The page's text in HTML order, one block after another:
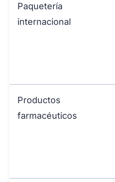
Paquetería
internacional
Productos
farmacéuticos